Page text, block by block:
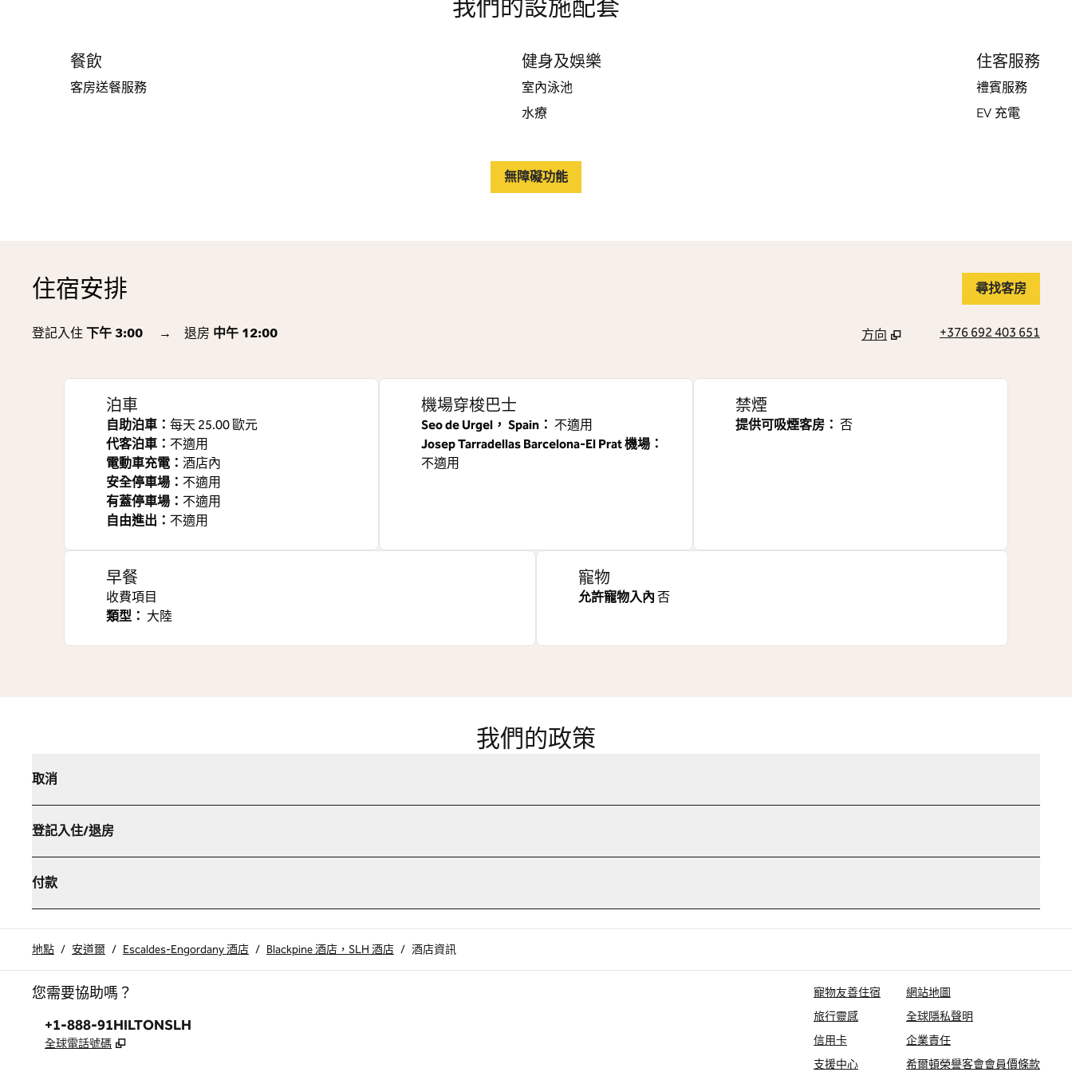
我們的設施配套
餐飲
客房送餐服務
健身及娛樂
室內泳池
水療
住客服務
禮賓服務
EV 充電
無障礙功能
住宿安排 尋找客房
登記入住 下午 3:00 → 退房 中午 12:00
方向
+376 692 403 651
泊車
自助泊車 ： 每天 25.00 歐元
代客泊車 ： 不適用
電動車充電 ： 酒店內
安全停車場 ： 不適用
有蓋停車場 ： 不適用
自由進出 ： 不適用
機場穿梭巴士
Seo de Urgel， Spain： 不適用
Josep Tarradellas Barcelona-El Prat 機場：
不適用
禁煙
提供可吸煙客房： 否
早餐
收費項目
類型： 大陸
寵物
允許寵物入內 否
我們的政策
取消
登記入住/退房
付款
地點 / 安道爾 / Escaldes-Engordany 酒店 / Blackpine 酒店，SLH 酒店 / 酒店資訊
您需要協助嗎？
電話：
+1-888-91HILTONSLH
全球電話號碼 ,
寵物友善住宿
旅行靈感
信用卡
支援中心
網站地圖
全球隱私聲明
企業責任
希爾頓榮譽客會會員價條款